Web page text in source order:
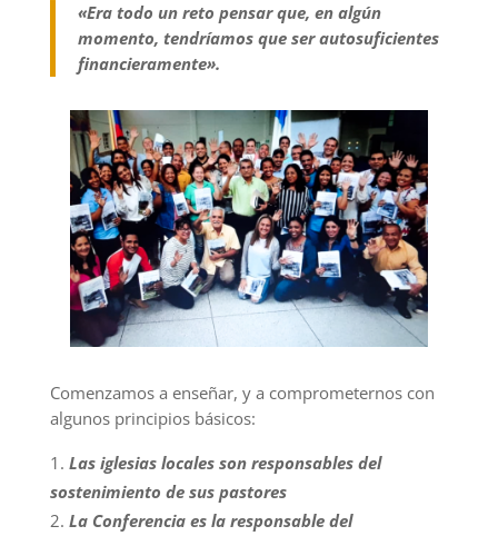
«Era todo un reto pensar que, en algún
momento, tendríamos que ser autosuficientes
financieramente».
Comenzamos a enseñar, y a comprometernos con
algunos principios básicos:
Las iglesias locales son responsables del
sostenimiento de sus pastores
La Conferencia es la responsable del